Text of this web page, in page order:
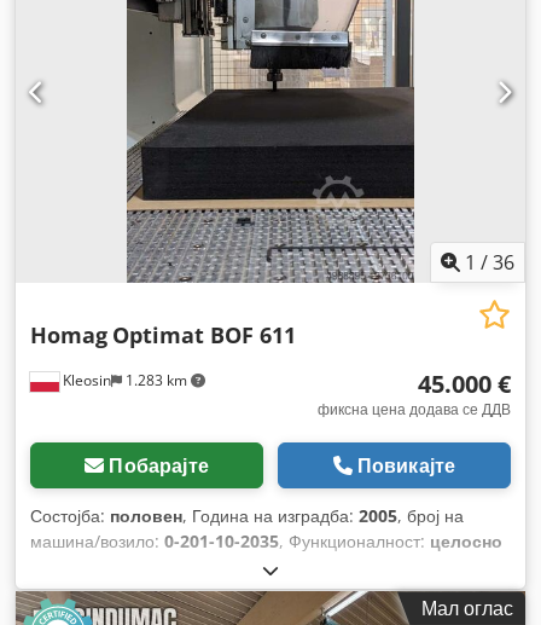
1 /36
Kleosin 1.283 km
Homag Optimat BOF 611
45.000 €
фиксна цена додава се ДДВ
Побарајте Повикајте
Состојба: половен, Година на изградба: 2005, број на
машина/возило: 0-201-10-2035, Функционалност: целосно
, работни часови:
на масата:500 кг,
Мал оглас